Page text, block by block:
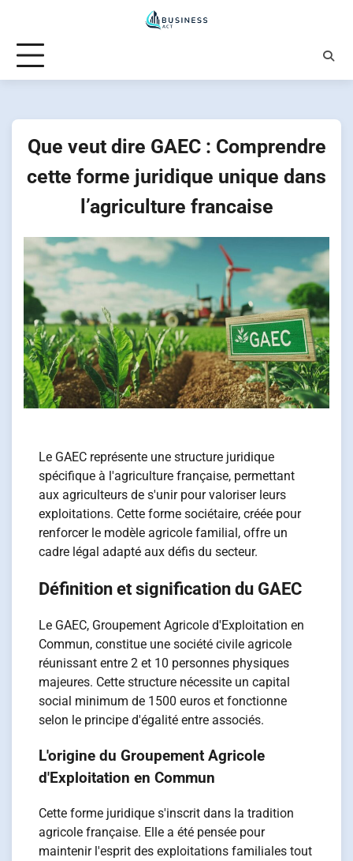
content
Que veut dire GAEC : Comprendre
cette forme juridique unique dans
l’agriculture francaise
Le GAEC représente une structure juridique
spécifique à l'agriculture française, permettant
aux agriculteurs de s'unir pour valoriser leurs
exploitations. Cette forme sociétaire, créée pour
renforcer le modèle agricole familial, offre un
cadre légal adapté aux défis du secteur.
Définition et signification du GAEC
Le GAEC, Groupement Agricole d'Exploitation en
Commun, constitue une société civile agricole
réunissant entre 2 et 10 personnes physiques
majeures. Cette structure nécessite un capital
social minimum de 1500 euros et fonctionne
selon le principe d'égalité entre associés.
L'origine du Groupement Agricole
d'Exploitation en Commun
Cette forme juridique s'inscrit dans la tradition
agricole française. Elle a été pensée pour
maintenir l'esprit des exploitations familiales tout